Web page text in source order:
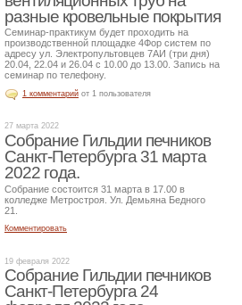
разные кровельные покрытия
Семинар-практикум будет проходить на
производственной площадке 4Фор систем по
адресу ул. Электропультовцев 7АИ (три дня)
20.04, 22.04 и 26.04 с 10.00 до 13.00. Запись на
семинар по телефону.
1 комментарий от 1 пользователя
27 марта 2022
Собрание Гильдии печников
Санкт-Петербурга 31 марта
2022 года.
Собрание состоится 31 марта в 17.00 в
колледже Метростроя. Ул. Демьяна Бедного
21.
Комментировать
19 февраля 2022
Собрание Гильдии печников
Санкт-Петербурга 24